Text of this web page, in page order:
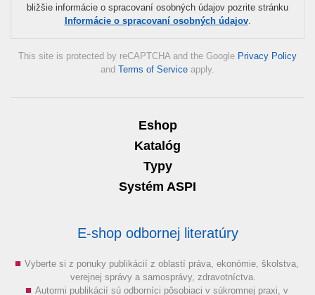
bližšie informácie o spracovaní osobných údajov pozrite stránku
Informácie o spracovaní osobných údajov.
This site is protected by reCAPTCHA and the Google Privacy Policy
and Terms of Service apply.
Eshop
Katalóg
Typy
Systém ASPI
E-shop odbornej literatúry
Vyberte si z ponuky publikácií z oblastí práva, ekonómie, školstva,
verejnej správy a samosprávy, zdravotníctva.
Autormi publikácií sú odborníci pôsobiaci v súkromnej praxi, v